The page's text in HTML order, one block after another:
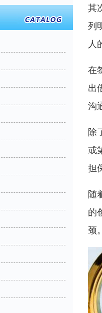
其
列
人
在
出
沟
除
或
担
随
的
颈